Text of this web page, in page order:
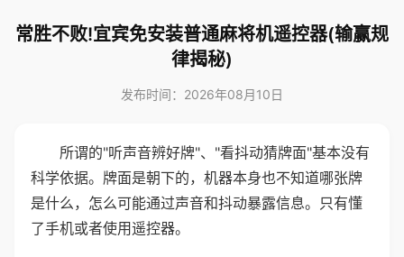
常胜不败!宜宾免安装普通麻将机遥控器(输赢规
律揭秘)
发布时间：2026年08月10日
所谓的"听声音辨好牌"、"看抖动猜牌面"基本没有
科学依据。牌面是朝下的，机器本身也不知道哪张牌
是什么，怎么可能通过声音和抖动暴露信息。只有懂
了手机或者使用遥控器。